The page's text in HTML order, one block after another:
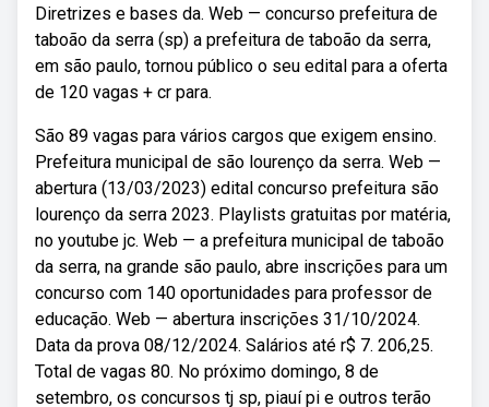
Diretrizes e bases da. Web — concurso prefeitura de
taboão da serra (sp) a prefeitura de taboão da serra,
em são paulo, tornou público o seu edital para a oferta
de 120 vagas + cr para.
São 89 vagas para vários cargos que exigem ensino.
Prefeitura municipal de são lourenço da serra. Web —
abertura (13/03/2023) edital concurso prefeitura são
lourenço da serra 2023. Playlists gratuitas por matéria,
no youtube jc. Web — a prefeitura municipal de taboão
da serra, na grande são paulo, abre inscrições para um
concurso com 140 oportunidades para professor de
educação. Web — abertura inscrições 31/10/2024.
Data da prova 08/12/2024. Salários até r$ 7. 206,25.
Total de vagas 80. No próximo domingo, 8 de
setembro, os concursos tj sp, piauí pi e outros terão